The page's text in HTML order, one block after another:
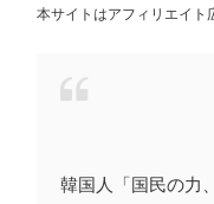
本サイトはアフィリエイト
韓国人「国民の力